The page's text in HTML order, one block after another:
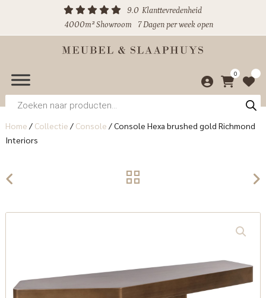
9.0 Klanttevredenheid
4000m² Showroom
7 Dagen per week open
0
Producten
zoeken
Home / Collectie / Console /Console Hexa brushed gold Richmond
Interiors